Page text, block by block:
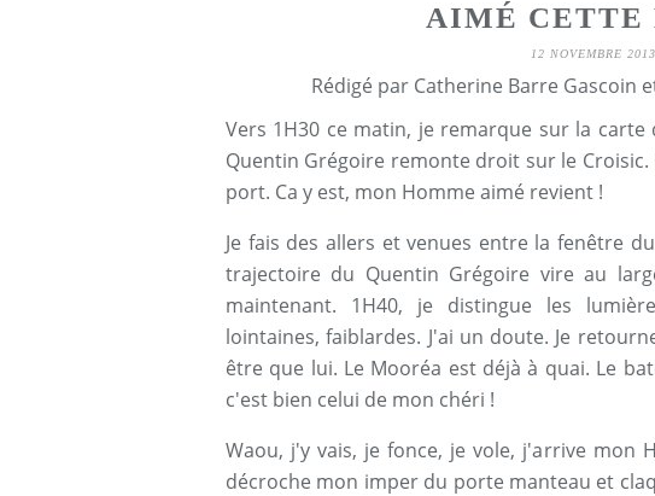
AIMÉ CETTE
12 NOVEMBRE 2013
Rédigé par Catherine Barre Gascoin
Vers 1H30 ce matin, je remarque sur la
Quentin Grégoire remonte droit sur le
port. Ca y est, mon Homme aimé revient !
Je fais des allers et venues entre la fenêtre
trajectoire du Quentin Grégoire vire au
maintenant. 1H40, je distingue les
lointaines, faiblardes. J'ai un doute. Je
être que lui. Le Mooréa est déjà à quai. Le
c'est bien celui de mon chéri !
Waou, j'y vais, je fonce, je vole, j'arrive mon
décroche mon imper du porte manteau et